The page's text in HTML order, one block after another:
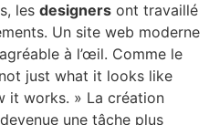
les designers ont travaillé
Un site web moderne
à l’œil. Comme le
just what it looks like
it works. » La création
une tâche plus